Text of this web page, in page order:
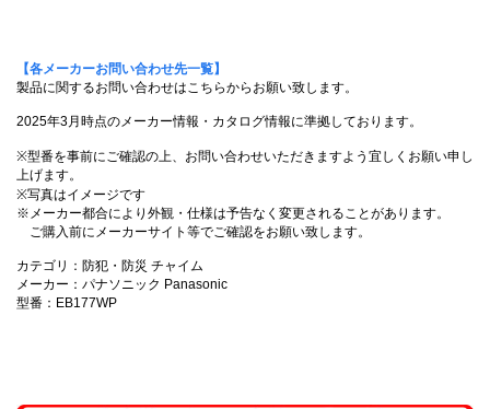
【各メーカーお問い合わせ先一覧】
製品に関するお問い合わせはこちらからお願い致します。
2025年3月時点のメーカー情報・カタログ情報に準拠しております。
※型番を事前にご確認の上、お問い合わせいただきますよう宜しくお願い申し
上げます。
※写真はイメージです
※メーカー都合により外観・仕様は予告なく変更されることがあります。
ご購入前にメーカーサイト等でご確認をお願い致します。
カテゴリ：防犯・防災 チャイム
メーカー：パナソニック Panasonic
型番：EB177WP